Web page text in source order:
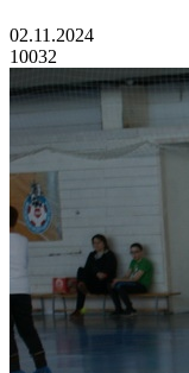
02.11.2024
10032